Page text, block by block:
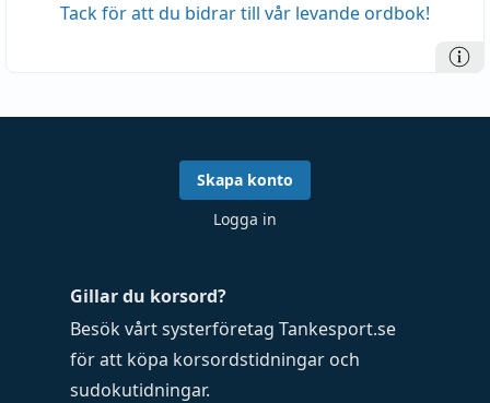
Tack för att du bidrar till vår levande ordbok!
Gillar du korsord?
Besök vårt systerföretag Tankesport.se
för att köpa korsordstidningar och
sudokutidningar.
Skapa konto
Logga in